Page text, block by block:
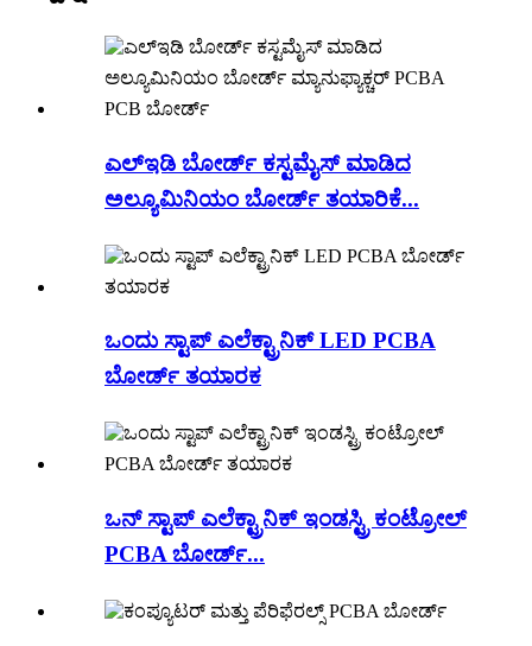
ಎಲ್ಇಡಿ ಬೋರ್ಡ್ ಕಸ್ಟಮೈಸ್ ಮಾಡಿದ
ಅಲ್ಯೂಮಿನಿಯಂ ಬೋರ್ಡ್ ತಯಾರಿಕೆ...
ಒಂದು ಸ್ಟಾಪ್ ಎಲೆಕ್ಟ್ರಾನಿಕ್ LED PCBA
ಬೋರ್ಡ್ ತಯಾರಕ
ಒನ್ ಸ್ಟಾಪ್ ಎಲೆಕ್ಟ್ರಾನಿಕ್ ಇಂಡಸ್ಟ್ರಿ ಕಂಟ್ರೋಲ್
PCBA ಬೋರ್ಡ್...